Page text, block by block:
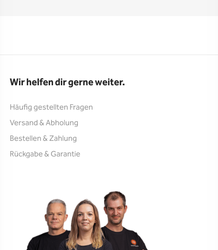
Wir helfen dir gerne weiter.
Häufig gestellten Fragen
Versand & Abholung
Bestellen & Zahlung
Rückgabe & Garantie